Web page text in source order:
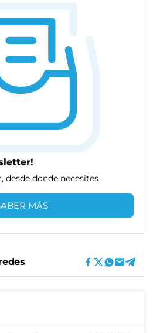
desde donde necesites
MÁS